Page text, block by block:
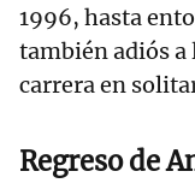
1996, hasta
también adiós a
carrera en
Regreso de